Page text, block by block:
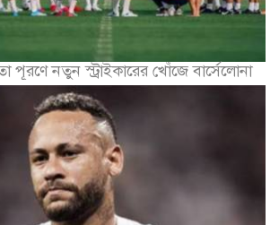
পূরণে নতুন স্ট্রাইকারের খোঁজে বার্সেলোনা